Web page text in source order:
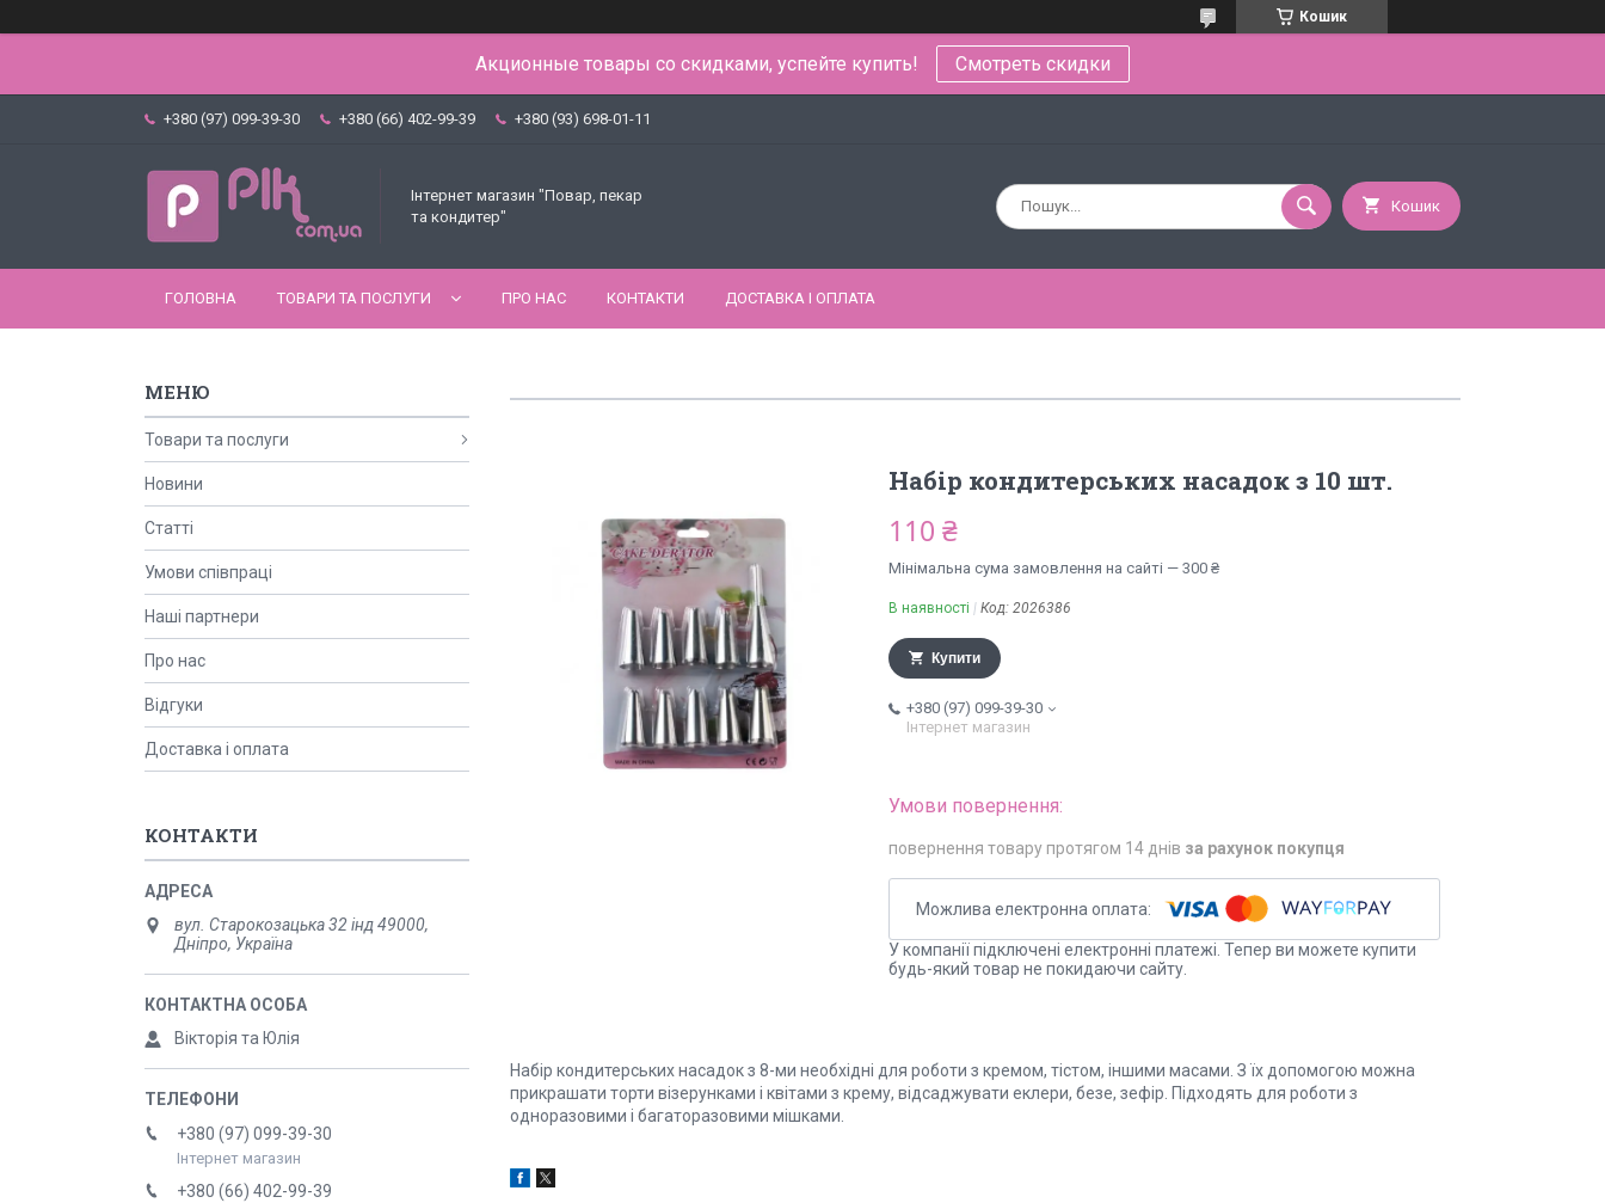
Кошик
Акционные товары со скидками, успейте купить! Смотреть скидки
+380 (97) 099-39-30 +380 (66) 402-99-39 +380 (93) 698-01-11
Інтернет магазин "Повар, пекар
та кондитер"
Кошик
ГОЛОВНА ТОВАРИ ТА ПОСЛУГИ ПРО НАС КОНТАКТИ ДОСТАВКА І ОПЛАТА
Набір кондитерських насадок з 10 шт.
110 ₴
Мінімальна сума замовлення на сайті — 300 ₴
В наявності Код: 2026386
Купити
+380 (97) 099-39-30
Інтернет магазин
повернення товару протягом 14 днів за рахунок покупця
У компанії підключені електронні платежі. Тепер ви можете купити
будь-який товар не покидаючи сайту.
Набір кондитерських насадок з 8-ми необхідні для роботи з кремом, тістом, іншими масами. З їх допомогою можна
прикрашати торти візерунками і квітами з крему, відсаджувати еклери, безе, зефір. Підходять для роботи з
одноразовими і багаторазовими мішками.
Товари та послуги
Новини
Статті
Умови співпраці
Наші партнери
Про нас
Відгуки
Доставка і оплата
КОНТАКТИ
вул. Старокозацька 32 інд 49000,
Дніпро, Україна
Вікторія та Юлія
+380 (97) 099-39-30
Інтернет магазин
+380 (66) 402-99-39